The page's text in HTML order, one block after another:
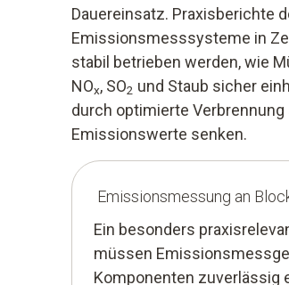
Dauereinsatz. Praxisberichte
Emissionsmesssysteme in
stabil betrieben werden, wie
NOx, SO2 und Staub sicher
durch optimierte
Emissionswerte senken.
Emissions­messung an
Ein besonders
müssen
Komponenten zuverlässig